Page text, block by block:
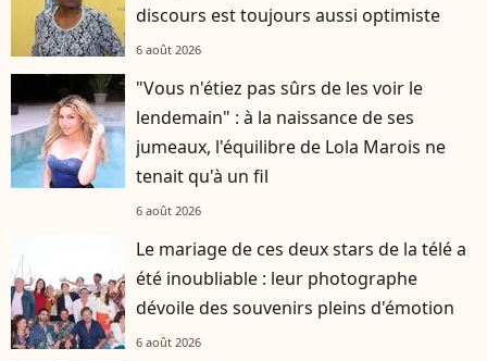
discours est toujours aussi optimiste
6 août 2026
"Vous n'étiez pas sûrs de les voir le
lendemain" : à la naissance de ses
jumeaux, l'équilibre de Lola Marois ne
tenait qu'à un fil
6 août 2026
Le mariage de ces deux stars de la télé a
été inoubliable : leur photographe
dévoile des souvenirs pleins d'émotion
6 août 2026